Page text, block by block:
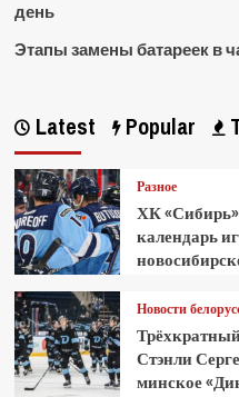
день
Этапы замены батареек в
Latest Popular
Разное
ХК
календарь
Новости
Стэнли
минское